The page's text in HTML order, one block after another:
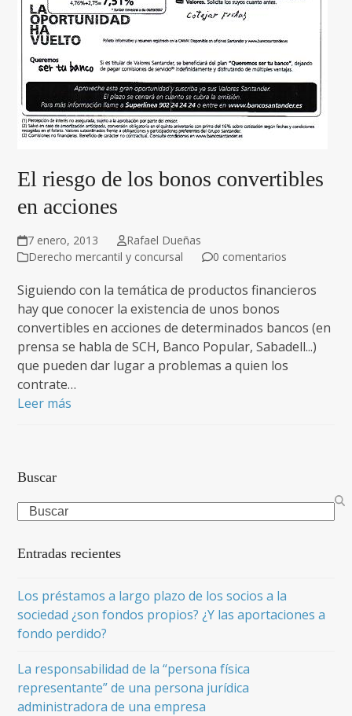
El riesgo de los bonos convertibles
en acciones
7 enero, 2013
Rafael Dueñas
Derecho mercantil y concursal
0 comentarios
Siguiendo con la temática de productos financieros
hay que conocer la existencia de unos bonos
convertibles en acciones de determinados bancos (en
prensa se habla de SCH, Banco Popular, Sabadell...)
que pueden dar lugar a problemas a quien los
contrate…
Leer más
Buscar
Search
Entradas recientes
Los préstamos a largo plazo de los socios a la
sociedad ¿son fondos propios? ¿Y las aportaciones a
fondo perdido?
La responsabilidad de la “persona física
representante” de una persona jurídica
administradora de una empresa